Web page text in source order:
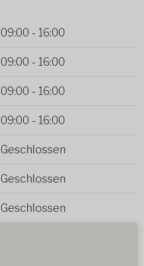
09:00 - 16:00
09:00 - 16:00
09:00 - 16:00
09:00 - 16:00
Geschlossen
Geschlossen
Geschlossen